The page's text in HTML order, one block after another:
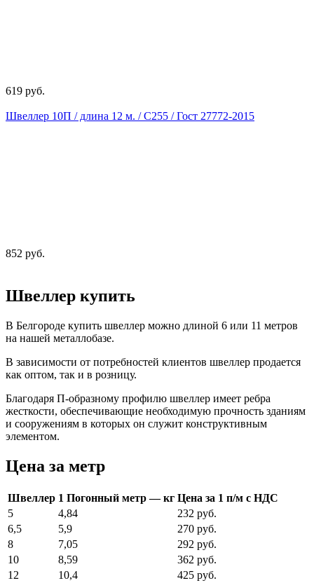
619 руб.
Швеллер 10П / длина 12 м. / С255 / Гост 27772-2015
852 руб.
Швеллер купить
В Белгороде купить швеллер можно длиной 6 или 11 метров
на нашей металлобазе.
В зависимости от потребностей клиентов швеллер продается
как оптом, так и в розницу.
Благодаря П-образному профилю швеллер имеет ребра
жесткости, обеспечивающие необходимую прочность зданиям
и сооружениям в которых он служит конструктивным
элементом.
Цена за метр
Швеллер 1 Погонный метр — кг Цена за 1 п/м с НДС
5
4,84
232 руб.
6,5
5,9
270 руб.
8
7,05
292 руб.
10
8,59
362 руб.
12
10,4 425 руб.